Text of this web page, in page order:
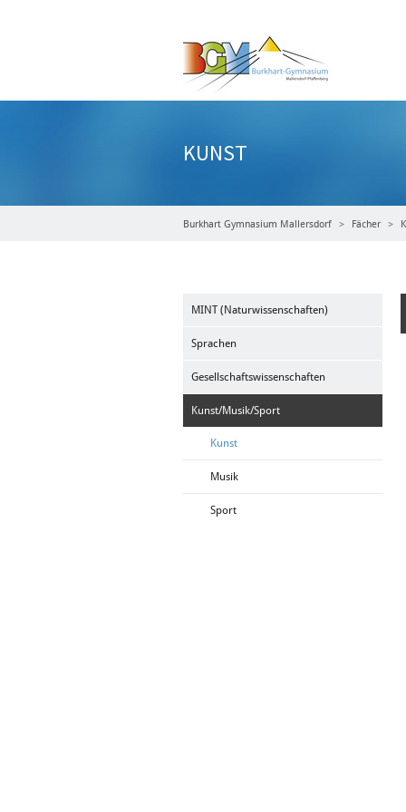
KUNST
Burkhart Gymnasium Mallersdorf Fächer
MINT (Naturwissenschaften)
Sprachen
Gesellschaftswissenschaften
Kunst/Musik/Sport
Kunst
Musik
Sport